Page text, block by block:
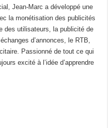
Jean-Marc a développé une
la monétisation des publicités
des utilisateurs, la publicité de
d’annonces, le RTB,
Passionné de tout ce qui
excité à l’idée d’apprendre